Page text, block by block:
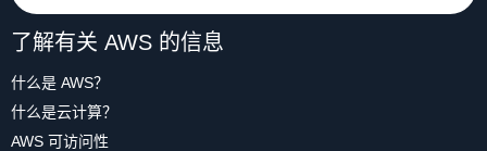
了解有关 AWS 的信息
什么是 AWS？
什么是云计算？
AWS 可访问性